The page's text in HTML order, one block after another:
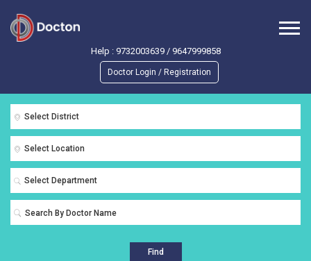
Help : 9732003639/ 9647999858
Doctor Login / Registration
Select District
Select Location
Select Department
Find